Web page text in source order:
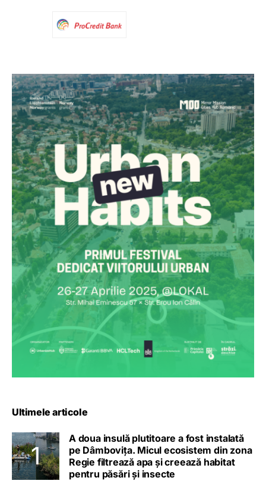
Ultimele articole
A doua insulă plutitoare a fost instalată
pe Dâmbovița. Micul ecosistem din zona
Regie filtrează apa și creează habitat
pentru păsări și insecte